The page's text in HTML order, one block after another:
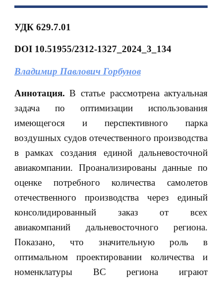
УДК 629.7.01
DOI 10.51955/2312-1327_2024_3_134
Владимир Павлович Горбунов
Аннотация.В статье рассмотрена актуальная
задача по оптимизации использования
имеющегося и перспективного парка
воздушных судов отечественного производства
в рамках создания единой дальневосточной
авиакомпании. Проанализированы данные по
оценке потребного количества самолетов
отечественного производства через единый
консолидированный заказ от всех
авиакомпаний дальневосточного региона.
Показано, что значительную роль в
оптимальном проектировании количества и
номенклатуры ВС региона играют